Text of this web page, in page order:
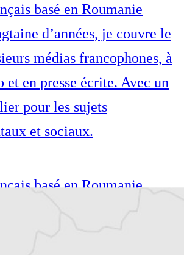
basé en Roumanie
d’années, je couvre le
médias francophones, à
et en presse écrite. Avec un
pour les sujets
et sociaux.
basé en Roumanie